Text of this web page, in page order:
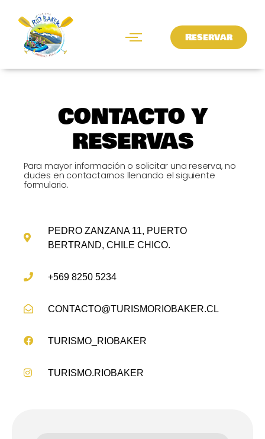
contenido
Reservar
CONTACTO Y
RESERVAS
Para mayor información o solicitar una reserva, no
dudes en contactarnos llenando el siguiente
formulario.
PEDRO ZANZANA 11, PUERTO
BERTRAND, CHILE CHICO.
+569 8250 5234
CONTACTO@TURISMORIOBAKER.CL
TURISMO_RIOBAKER
TURISMO.RIOBAKER